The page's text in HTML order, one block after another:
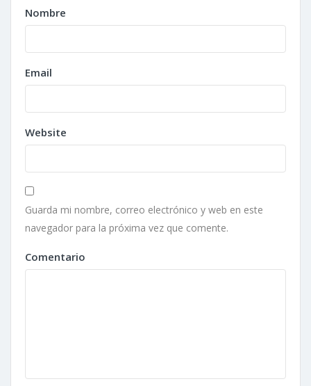
Nombre
Email
Website
Guarda mi nombre, correo electrónico y web en este
navegador para la próxima vez que comente.
Comentario